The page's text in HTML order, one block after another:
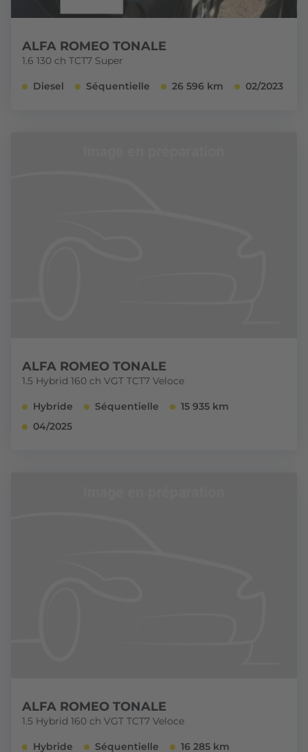
ALFA ROMEO TONALE
1.6 130 ch TCT7 Super
Diesel Séquentielle 26 596 km 02/2023
ALFA ROMEO TONALE
1.5 Hybrid 160 ch VGT TCT7 Veloce
Hybride Séquentielle
15 935 km
04/2025
ALFA ROMEO TONALE
1.5 Hybrid 160 ch VGT TCT7 Veloce
Hybride Séquentielle 16 285 km